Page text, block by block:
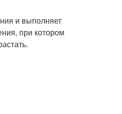
и выполняет
при котором